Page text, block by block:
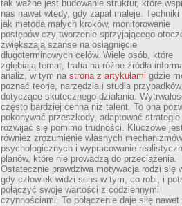
tak ważne jest budowanie struktur, które
nas nawet wtedy, gdy zapał maleje.
jak metoda małych kroków, monitorowanie
postępów czy tworzenie sprzyjającego
zwiększają szanse na osiągnięcie
długoterminowych celów. Wiele osób, które
zgłębiają temat, trafia na różne źródła
analiz, w tym na strona z artykułami gdzie
poznać teorie, narzędzia i studia przypadków
dotyczące skutecznego działania.
często bardziej cenna niż talent. To ona
pokonywać przeszkody, adaptować strategie
rozwijać się pomimo trudności. Kluczowe
również zrozumienie własnych mechanizmów
psychologicznych i wypracowanie
planów, które nie prowadzą do przeciążenia.
Ostatecznie prawdziwa motywacja rodzi się
gdy człowiek widzi sens w tym, co robi, i
połączyć swoje wartości z codziennymi
czynnościami. To połączenie daje siłę nawet